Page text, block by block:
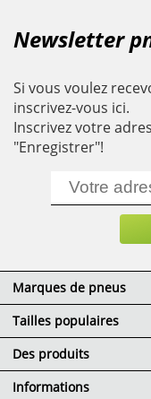
Newsletter
Si vous voulez
inscrivez-vous ici.
Inscrivez votre
"Enregistrer"!
Marques de pneus
Tailles populaires
Des produits
Informations